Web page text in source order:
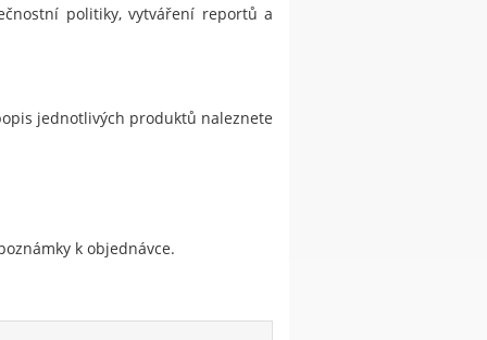
politiky, vytváření reportů a
jednotlivých produktů naleznete
k objednávce.